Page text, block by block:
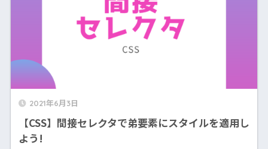
2021年6月3日
【CSS】間接セレクタで弟要素にスタイルを適用し
よう!